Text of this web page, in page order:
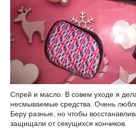
Спрей и масло. В совем уходе я
несмываемые средства. Очень
Беру разные, но чтобы
защищали от секущихся кончиков.